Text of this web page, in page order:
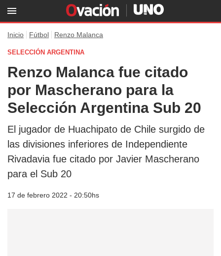
Inicio Fútbol Renzo Malanca
SELECCIÓN ARGENTINA
Renzo Malanca fue citado
por Mascherano para la
Selección Argentina Sub 20
El jugador de Huachipato de Chile surgido de
las divisiones inferiores de Independiente
Rivadavia fue citado por Javier Mascherano
para el Sub 20
17 de febrero 2022 - 20:50hs